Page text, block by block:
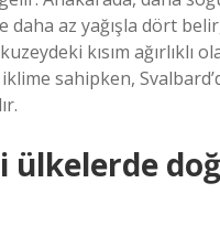
daha az yağışla dört
kısım ağırlıklı
sahipken,
ülkelerde